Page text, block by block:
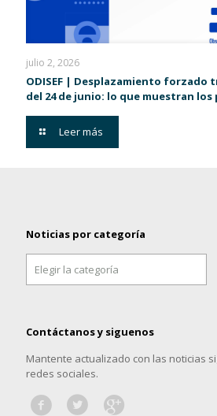
julio 2, 2026
ODISEF | Desplazamiento forzado
del 24 de junio: lo que muestran
Leer más
Noticias por categoría
por
categoría
Contáctanos y siguenos
Mantente actualizado con las noticias
redes sociales.